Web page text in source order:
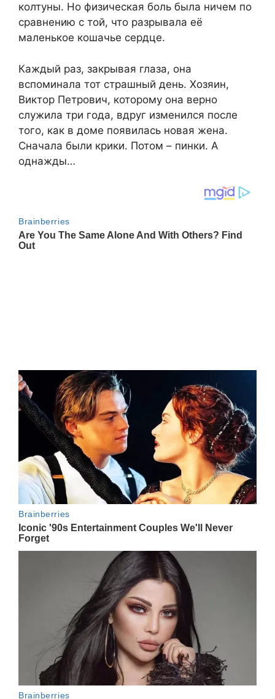
колтуны. Но физическая боль была ничем по
сравнению с той, что разрывала её
маленькое кошачье сердце.
Каждый раз, закрывая глаза, она
вспоминала тот страшный день. Хозяин,
Виктор Петрович, которому она верно
служила три года, вдруг изменился после
того, как в доме появилась новая жена.
Сначала были крики. Потом – пинки. А
однажды…